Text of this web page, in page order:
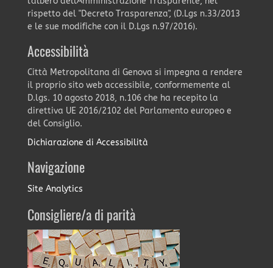
rispetto del "Decreto Trasparenza", (D.Lgs n.33/2013
e le sue modifiche con il D.Lgs n.97/2016).
Accessibilità
Città Metropolitana di Genova si impegna a rendere
il proprio sito web accessibile, conformemente al
D.lgs. 10 agosto 2018, n.106 che ha recepito la
direttiva UE 2016/2102 del Parlamento europeo e
del Consiglio.
Dichiarazione di Accessibilità
Navigazione
Site Analytics
Consigliere/a di parità